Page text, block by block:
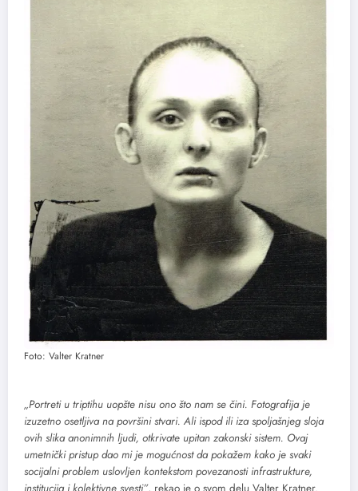
Foto: Valter Kratner
„Portreti u triptihu uopšte nisu ono što nam se čini. Fotografija je
izuzetno osetljiva na površini stvari. Ali ispod ili iza spoljašnjeg sloja
ovih slika anonimnih ljudi, otkrivate upitan zakonski sistem. Ovaj
umetnički pristup dao mi je mogućnost da pokažem kako je svaki
socijalni problem uslovljen kontekstom povezanosti infrastrukture,
institucija i kolektivne svesti”, rekao je o svom delu Valter Kratner.